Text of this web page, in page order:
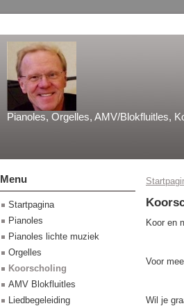
Pianoles, Orgelles, AMV/Blokfluitles,
Koor en
Voor
Wil je
Menu
Startpagina
Pianoles
Pianoles lichte muziek
Orgelles
Koorscholing
AMV Blokfluitles
Liedbegeleiding